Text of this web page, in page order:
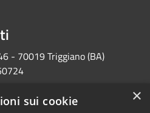
- 70019 Triggiano (BA)
×
sui cookie